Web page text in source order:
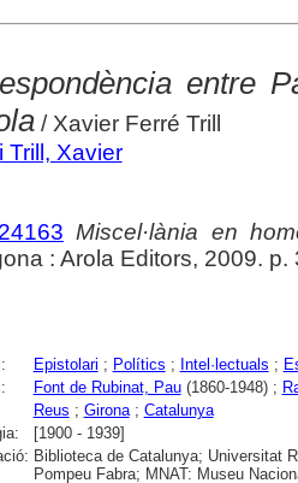
entre
/ Xavier Ferré Trill
Trill, Xavier
Miscel·lània en
: Arola Editors, 2009. p.
Epistolari ; Polítics ; Intel·lectuals ;
Font de Rubinat, Pau(1860-1948) ;
Reus ; Girona; Catalunya
[1900 - 1939]
Biblioteca de Catalunya; Universitat
Pompeu Fabra; MNAT: Museu